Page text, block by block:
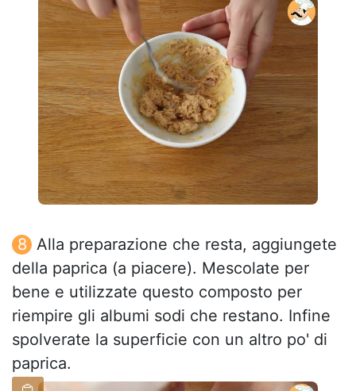
Alla preparazione che resta, aggiungete
della paprica (a piacere). Mescolate per
bene e utilizzate questo composto per
riempire gli albumi sodi che restano. Infine
spolverate la superficie con un altro po' di
paprica.